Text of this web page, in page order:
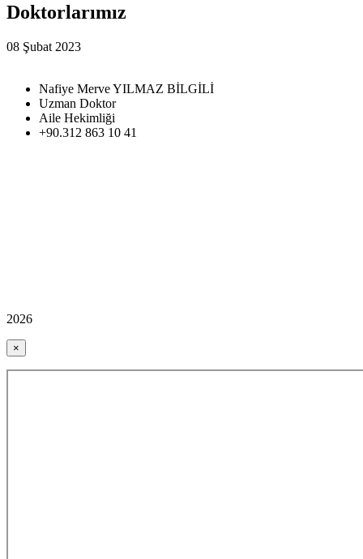
Doktorlarımız
08 Şubat 2023
Nafiye Merve YILMAZ BİLGİLİ
Uzman Doktor
Aile Hekimliği
+90.312 863 10 41
2026
×